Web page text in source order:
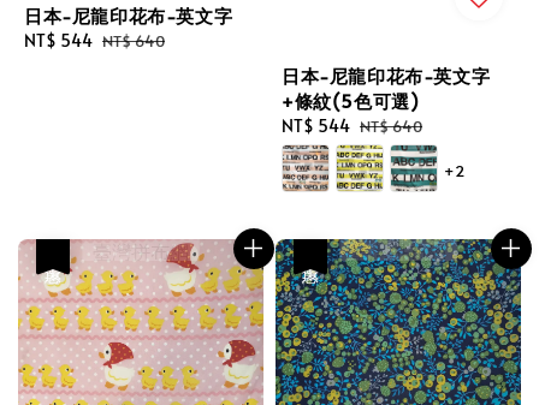
日本-尼龍印花布-英文字
Sale
NT$ 544 Regular
NT$ 640
日本-尼龍印花布-英文字
+條紋(5色可選)
Sale
price
NT$ 544 Regular
price
NT$ 640
+2